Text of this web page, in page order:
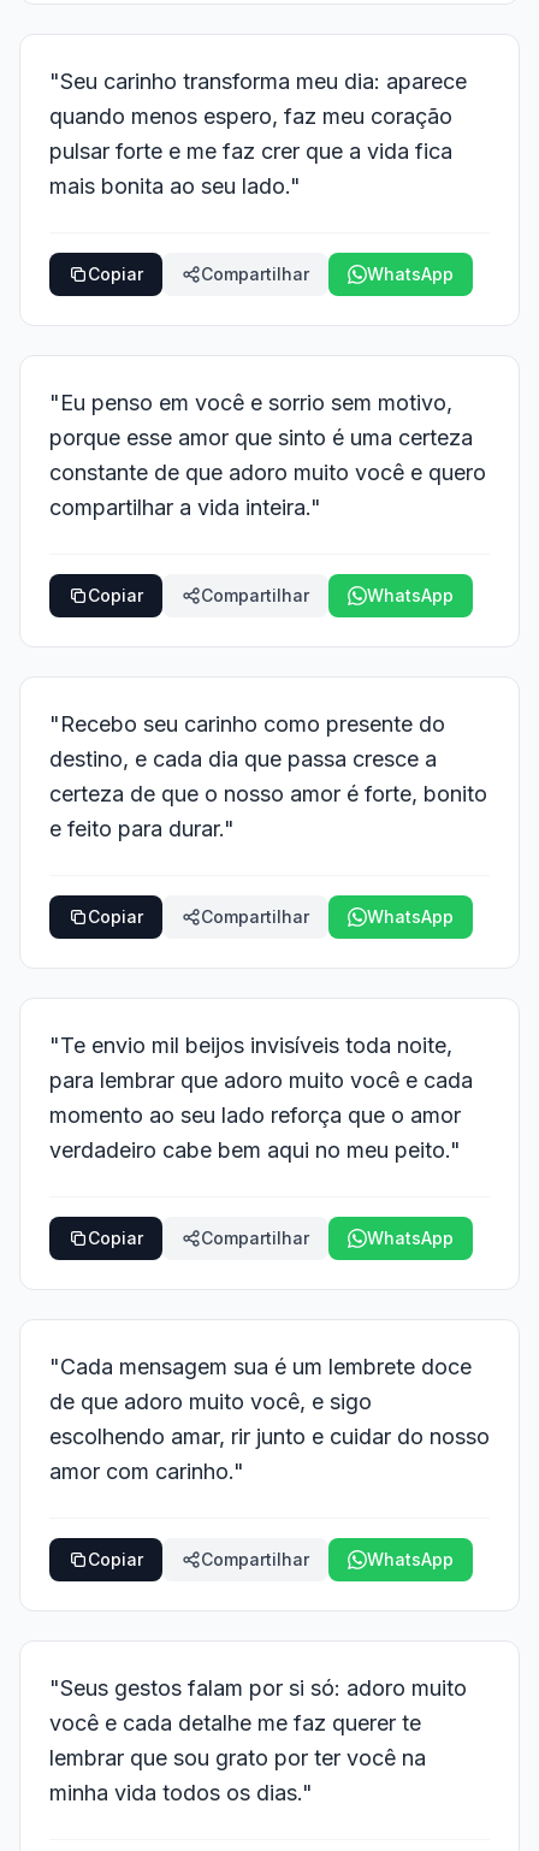
"Seu carinho transforma meu dia: aparece
quando menos espero, faz meu coração
pulsar forte e me faz crer que a vida fica
mais bonita ao seu lado."
Copiar Compartilhar WhatsApp
"Eu penso em você e sorrio sem motivo,
porque esse amor que sinto é uma certeza
constante de que adoro muito você e quero
compartilhar a vida inteira."
Copiar Compartilhar WhatsApp
"Recebo seu carinho como presente do
destino, e cada dia que passa cresce a
certeza de que o nosso amor é forte, bonito
e feito para durar."
Copiar Compartilhar WhatsApp
"Te envio mil beijos invisíveis toda noite,
para lembrar que adoro muito você e cada
momento ao seu lado reforça que o amor
verdadeiro cabe bem aqui no meu peito."
Copiar Compartilhar WhatsApp
"Cada mensagem sua é um lembrete doce
de que adoro muito você, e sigo
escolhendo amar, rir junto e cuidar do nosso
amor com carinho."
Copiar Compartilhar WhatsApp
"Seus gestos falam por si só: adoro muito
você e cada detalhe me faz querer te
lembrar que sou grato por ter você na
minha vida todos os dias."